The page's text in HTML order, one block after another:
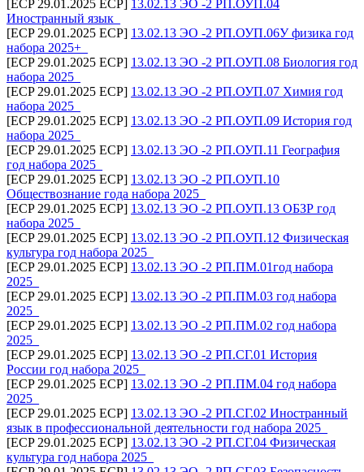
[ECP 29.01.2025 ECP] 13.02.13 ЭО -2 РП.ОУП.04
Иностранный язык_
[ECP 29.01.2025 ECP] 13.02.13 ЭО -2 РП.ОУП.06У физика год
набора 2025+_
[ECP 29.01.2025 ECP] 13.02.13 ЭО -2 РП.ОУП.08 Биология год
набора 2025_
[ECP 29.01.2025 ECP] 13.02.13 ЭО -2 РП.ОУП.07 Химия год
набора 2025_
[ECP 29.01.2025 ECP] 13.02.13 ЭО -2 РП.ОУП.09 История год
набора 2025_
[ECP 29.01.2025 ECP] 13.02.13 ЭО -2 РП.ОУП.11 География
год набора 2025_
[ECP 29.01.2025 ECP] 13.02.13 ЭО -2 РП.ОУП.10
Обществознание года набора 2025_
[ECP 29.01.2025 ECP] 13.02.13 ЭО -2 РП.ОУП.13 ОБЗР год
набора 2025_
[ECP 29.01.2025 ECP] 13.02.13 ЭО -2 РП.ОУП.12 Физическая
культура год набора 2025_
[ECP 29.01.2025 ECP] 13.02.13 ЭО -2 РП.ПМ.01год набора
2025_
[ECP 29.01.2025 ECP] 13.02.13 ЭО -2 РП.ПМ.03 год набора
2025_
[ECP 29.01.2025 ECP] 13.02.13 ЭО -2 РП.ПМ.02 год набора
2025_
[ECP 29.01.2025 ECP] 13.02.13 ЭО -2 РП.СГ.01 История
России год набора 2025_
[ECP 29.01.2025 ECP] 13.02.13 ЭО -2 РП.ПМ.04 год набора
2025_
[ECP 29.01.2025 ECP] 13.02.13 ЭО -2 РП.СГ.02 Иностранный
язык в профессиональной деятельности год набора 2025_
[ECP 29.01.2025 ECP] 13.02.13 ЭО -2 РП.СГ.04 Физическая
культура год набора 2025_